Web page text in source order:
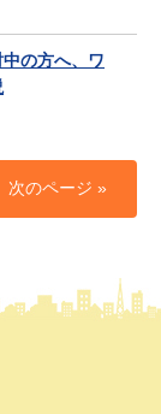
の方へ、ワ
次のページ »